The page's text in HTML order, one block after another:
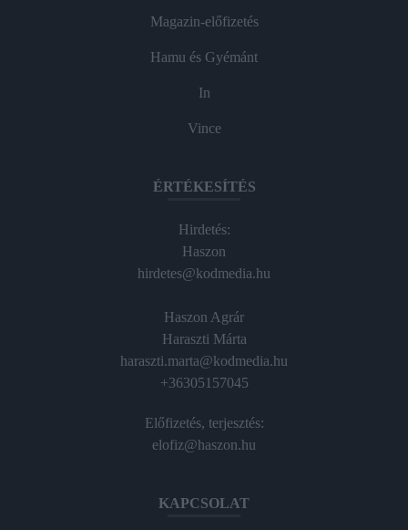
Magazin-előfizetés
Hamu és Gyémánt
In
Vince
ÉRTÉKESÍTÉS
Hirdetés:
Haszon
hirdetes@kodmedia.hu
Haszon Agrár
Haraszti Márta
haraszti.marta@kodmedia.hu
+36305157045
Előfizetés, terjesztés:
elofiz@haszon.hu
KAPCSOLAT